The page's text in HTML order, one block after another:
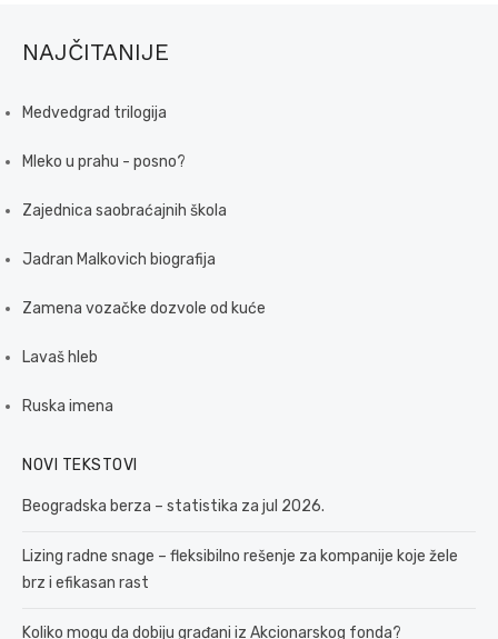
NAJČITANIJE
Medvedgrad trilogija
Mleko u prahu - posno?
Zajednica saobraćajnih škola
Jadran Malkovich biografija
Zamena vozačke dozvole od kuće
Lavaš hleb
Ruska imena
NOVI TEKSTOVI
Beogradska berza – statistika za jul 2026.
Lizing radne snage – fleksibilno rešenje za kompanije koje žele
brz i efikasan rast
Koliko mogu da dobiju građani iz Akcionarskog fonda?